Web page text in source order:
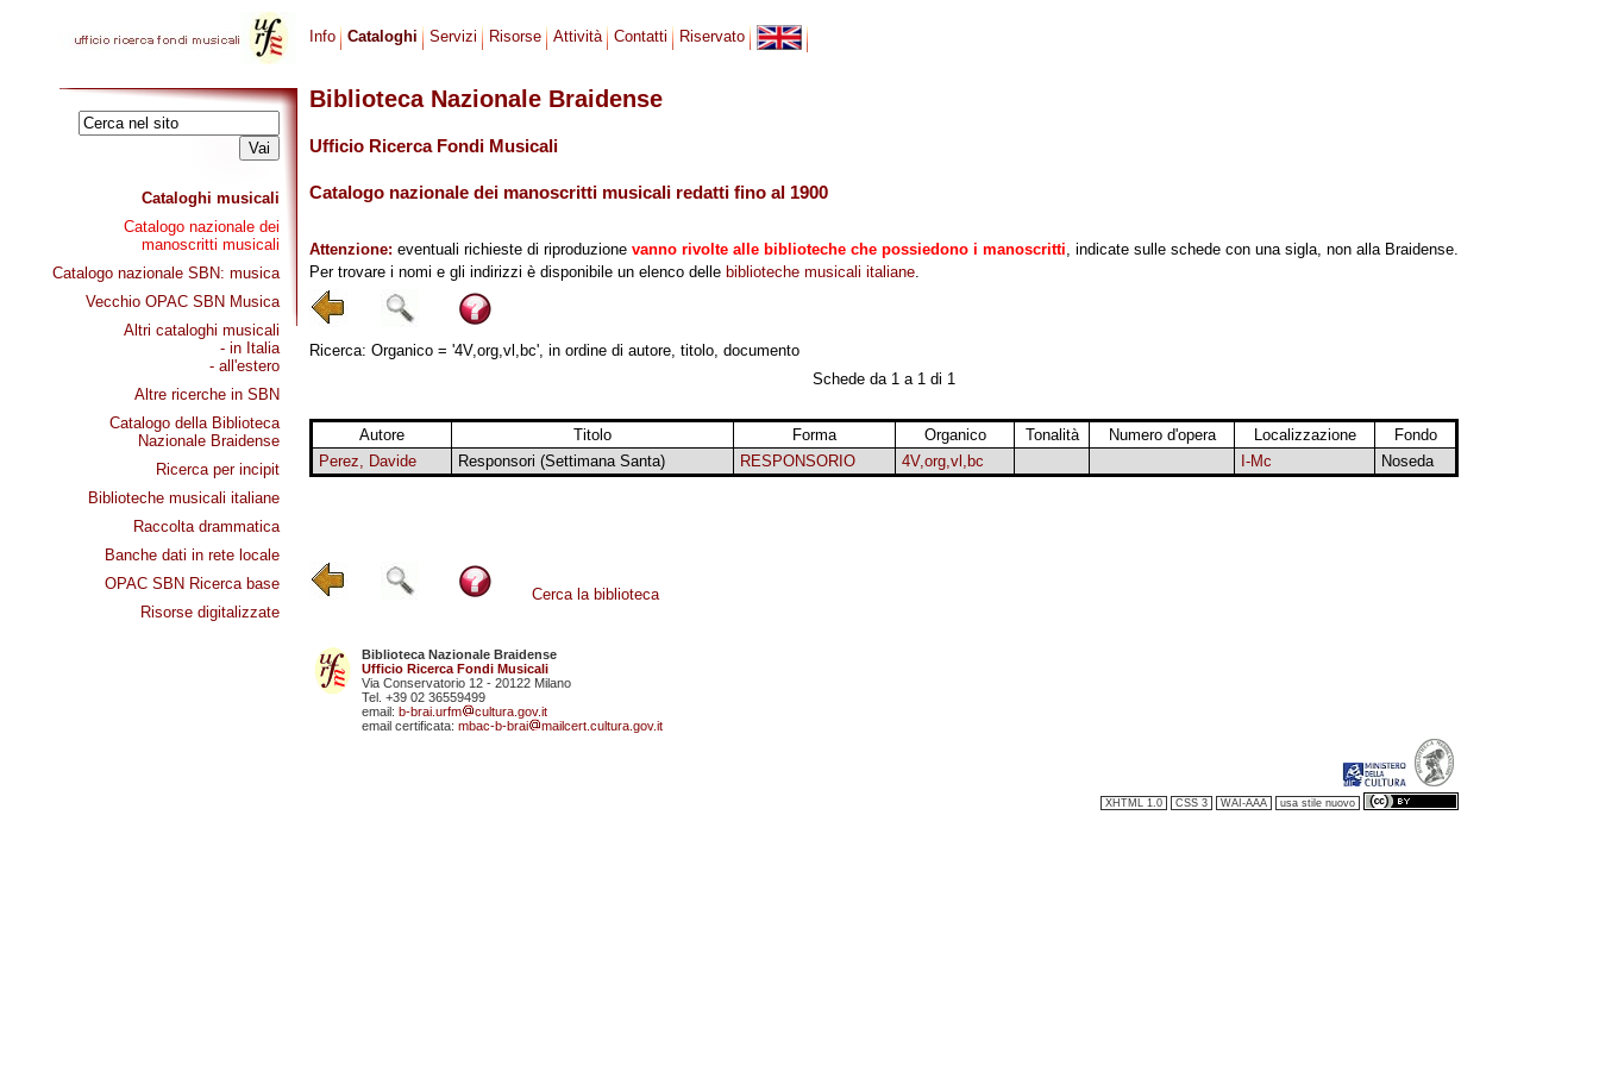
Cataloghi musicali
Catalogo nazionale dei
manoscritti musicali
Catalogo nazionale SBN: musica
Vecchio OPAC SBN Musica
Altri cataloghi musicali
- in Italia
- all'estero
Altre ricerche in SBN
Catalogo della Biblioteca
Nazionale Braidense
Ricerca per incipit
Biblioteche musicali italiane
Raccolta drammatica
Banche dati in rete locale
OPAC SBN Ricerca base
Risorse digitalizzate
Info Cataloghi Servizi Risorse Attività Contatti Riservato
Biblioteca Nazionale Braidense
Ufficio Ricerca Fondi Musicali
Catalogo nazionale dei manoscritti musicali redatti fino al 1900
Attenzione: eventuali richieste di riproduzione vanno rivolte alle biblioteche che possiedono i manoscritti, indicate sulle schede con una sigla, non alla Braidense.
Per trovare i nomi e gli indirizzi è disponibile un elenco delle biblioteche musicali italiane.
Ricerca: Organico = '4V,org,vl,bc', in ordine di autore, titolo, documento
Schede da 1 a 1 di 1
Autore Titolo Forma Organico Tonalità Numero d'opera Localizzazione
Fondo
Perez, Davide
Responsori (Settimana Santa) RESPONSORIO 4V,org,vl,bc I-Mc Noseda
Cerca la biblioteca
Biblioteca Nazionale Braidense
Ufficio Ricerca Fondi Musicali
Via Conservatorio 12 - 20122 Milano
Tel. +39 02 36559499
email: b-brai.urfm
cultura.gov.it
email certificata: mbac-b-brai mailcert.cultura.gov.it
XHTML 1.0 CSS 3 WAI-AAA usa stile nuovo